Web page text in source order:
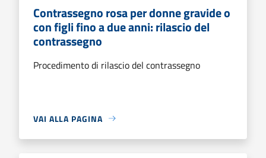
Contrassegno rosa per donne gravide o
con figli fino a due anni: rilascio del
contrassegno
Procedimento di rilascio del contrassegno
VAI ALLA PAGINA